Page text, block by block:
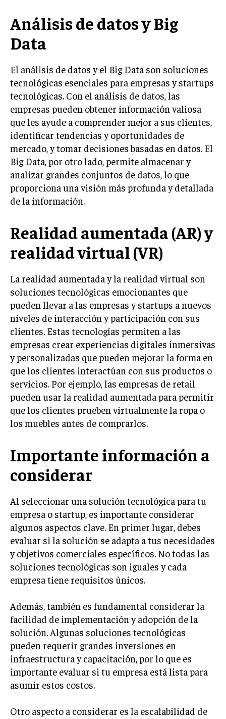
GESTIÓN DE LA INNOVACIÓN TECNOLÓGICA
TRANSFORMACIÓN DIGITAL
ANALÍTICA EMPRESARIAL Y BUSINESS
INTELLIGENCE
CIBERSEGURIDAD EMPRESARIAL
ESTRATEGIA
EMPRESAS FAMILIARES Y SUCESIÓN
GESTIÓN DEL RIESGO EMPRESARIAL
NEGOCIACIÓN Y RESOLUCIÓN DE CONFLICTOS
DERECHO EMPRESARIAL Y REGULACIONES
GOBIERNO CORPORATIVO
NEGOCIOS
ESTRATEGIAS DE NEGOCIOS
MARKETING B2B
MARKETING B2C
FRANQUICIAS
MARKETING DE INFLUENCERS
E-COMMERCE
E-COMMERCE Y COMERCIO ELECTRÓNICO
ESTRATEGIAS DE PRICING Y GESTIÓN DE
PRECIOS
GESTIÓN DE CRISIS EMPRESARIALES
GESTIÓN DE LA EXPERIENCIA DEL CLIENTE
MÁS
GESTIÓN DE PROYECTOS
GESTIÓN DE OPERACIONES Y CADENA DE
SUMINISTRO
LOGÍSTICA EMPRESARIAL
CALIDAD Y MEJORA CONTINUA
RECURSOS HUMANOS Y GESTIÓN DEL
TALENTO
COMPENSACIÓN Y BENEFICIOS
RECLUTAMIENTO Y SELECCIÓN
DESARROLLO DE PERSONAL
GESTIÓN DEL DESEMPEÑO
CULTURA Y CLIMA ORGANIZACIONAL
Análisis de datos y Big
Data
El análisis de datos y el Big Data son soluciones
tecnológicas esenciales para empresas y startups
tecnológicas. Con el análisis de datos, las
empresas pueden obtener información valiosa
que les ayude a comprender mejor a sus clientes,
identificar tendencias y oportunidades de
mercado, y tomar decisiones basadas en datos. El
Big Data, por otro lado, permite almacenar y
analizar grandes conjuntos de datos, lo que
proporciona una visión más profunda y detallada
de la información.
Realidad aumentada (AR) y
realidad virtual (VR)
La realidad aumentada y la realidad virtual son
soluciones tecnológicas emocionantes que
pueden llevar a las empresas y startups a nuevos
niveles de interacción y participación con sus
clientes. Estas tecnologías permiten a las
empresas crear experiencias digitales inmersivas
y personalizadas que pueden mejorar la forma en
que los clientes interactúan con sus productos o
servicios. Por ejemplo, las empresas de retail
pueden usar la realidad aumentada para permitir
que los clientes prueben virtualmente la ropa o
los muebles antes de comprarlos.
Importante información a
considerar
Al seleccionar una solución tecnológica para tu
empresa o startup, es importante considerar
algunos aspectos clave. En primer lugar, debes
evaluar si la solución se adapta a tus necesidades
y objetivos comerciales específicos. No todas las
soluciones tecnológicas son iguales y cada
empresa tiene requisitos únicos.
Además, también es fundamental considerar la
facilidad de implementación y adopción de la
solución. Algunas soluciones tecnológicas
pueden requerir grandes inversiones en
infraestructura y capacitación, por lo que es
importante evaluar si tu empresa está lista para
asumir estos costos.
Otro aspecto a considerar es la escalabilidad de